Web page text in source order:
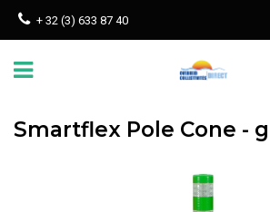
+ 32 (3) 633 87 40
Smartflex Pole Cone -